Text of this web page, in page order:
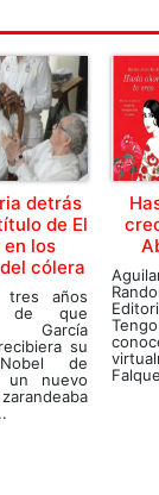
detrás
de El
en los
cólera
tres años
de que
García
su
de
un nuevo